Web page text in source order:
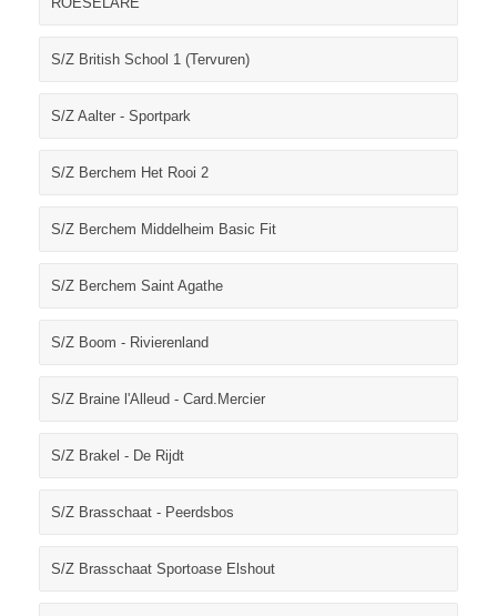
S/Z British School 1 (Tervuren)
S/Z Aalter - Sportpark
S/Z Berchem Het Rooi 2
S/Z Berchem Middelheim Basic Fit
S/Z Berchem Saint Agathe
S/Z Boom - Rivierenland
S/Z Braine l'Alleud - Card.Mercier
S/Z Brakel - De Rijdt
S/Z Brasschaat - Peerdsbos
S/Z Brasschaat Sportoase Elshout